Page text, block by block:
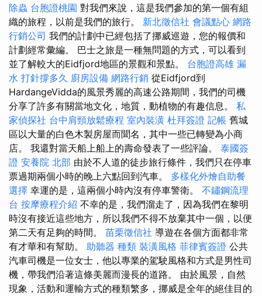
除蟲 台胞證桃園 對我們來說，這是我們參加的第一個有組
織的旅程，以前是我們的旅行。 新北徵信社 會議點心 網路
行銷公司 我們的計劃中已經包括了挪威巡遊，您的報價和
計劃經常彙編。 巴士之旅是一種無問題的方式，可以看到
並了解較大的Eidfjord地區的景觀和景點。 台胞證高雄 漏
水 打針撐多久 廚房設備 網路行銷 從Eidfjord到
HardangeVidda的風景秀麗的高速公路期間，我們的司機
分享了許多有關當地文化，地質，動植物的有趣信息。 私
家偵探社 台中肩頸放鬆療程 室內裝潢 杜拜簽證 記帳 舊城
區以大量的白色木製房屋而聞名，其中一些已轉變為小商
店。 我還對當天船上船上的壽命發表了一些評論。 泰國簽
證 安養院 北部 由於不人道的徒步旅行條件，我們只在停車
票過期兩個小時的晚上六點回到汽車。 多樣化外燴自助餐
選擇 幸運的是，這兩個小時內沒有停車警衛。 不鏽鋼流理
台 按摩療程介紹 不幸的是，我們溜走了，因為我們在黎明
時沒有接近這些地方，所以我們不得不放棄其中一個，以便
第二天有足夠的時間。 苗栗徵信社 導遊在各個方面都非常
有才華和有幫助。 助聽器 種類 裝潢風格 菲律賓簽證 公共
汽車司機是一位女士，他以專業的駕駛風格和方式是男性司
機，帶我們沿著這條美麗而漫長的道路。 由於風景，自然
現象，活動和運輸方式的種類繁多，挪威是全年的絕佳目的